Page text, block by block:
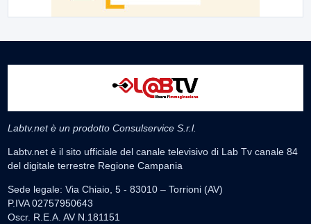
Labtv.net è un prodotto Consulservice S.r.l.
Labtv.net è il sito ufficiale del canale televisivo di Lab Tv canale 84
del digitale terrestre Regione Campania
Sede legale: Via Chiaio, 5 - 83010 – Torrioni (AV)
P.IVA 02757950643
Oscr. R.E.A. AV N.181151